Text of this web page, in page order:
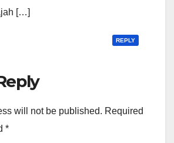
[…]
REPLY
will not be published. Required
*